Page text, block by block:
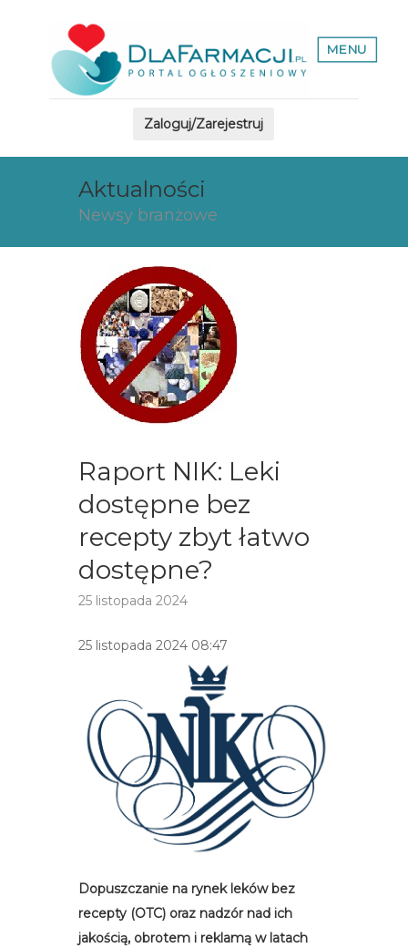
MENU
Zaloguj/Zarejestruj
Aktualności
Newsy branżowe
Raport NIK: Leki
dostępne bez
recepty zbyt łatwo
dostępne?
25 listopada 2024
25 listopada 2024 08:47
Dopuszczanie na rynek leków bez
recepty (OTC) oraz nadzór nad ich
jakością, obrotem i reklamą w latach